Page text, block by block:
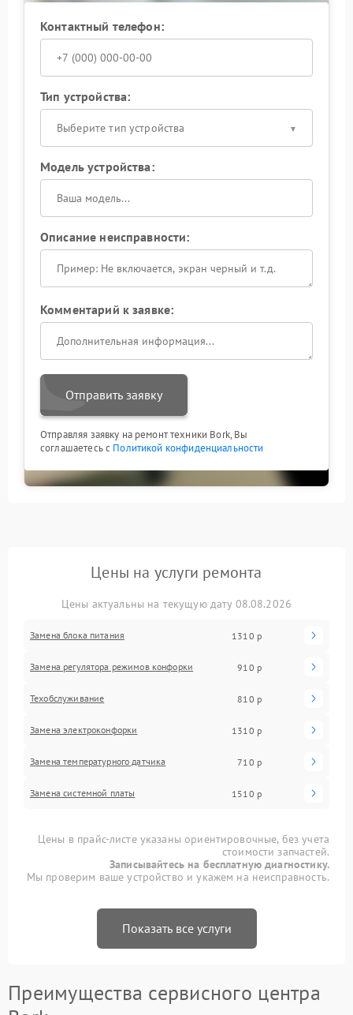
Контактный телефон:
Тип устройства:
Выберите тип устройства
Модель устройства:
Описание неисправности:
Комментарий к заявке:
Отправить заявку
Отправляя заявку на ремонт техники Bork, Вы
соглашаетесь с Политикой конфиденциальности
Цены на услуги ремонта
Цены актуальны на текущую дату 08.08.2026
Замена блока питания 1310 р
Замена регулятора режимов конфорки 910 р
Техобслуживание 810 р
Замена электроконфорки 1310 р
Замена температурного датчика 710 р
Замена системной платы 1510 р
Цены в прайс-листе указаны ориентировочные, без учета
стоимости запчастей.
Записывайтесь на бесплатную диагностику.
Мы проверим ваше устройство и укажем на неисправность.
Показать все услуги
Преимущества сервисного центра